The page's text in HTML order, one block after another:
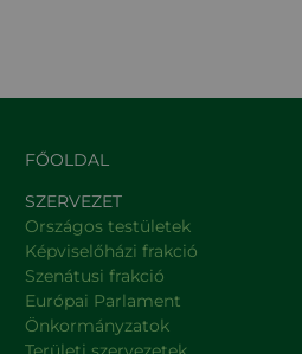
FŐOLDAL
SZERVEZET
Országos testületek
Képviselőházi frakció
Szenátusi frakció
Európai Parlament
Önkormányzatok